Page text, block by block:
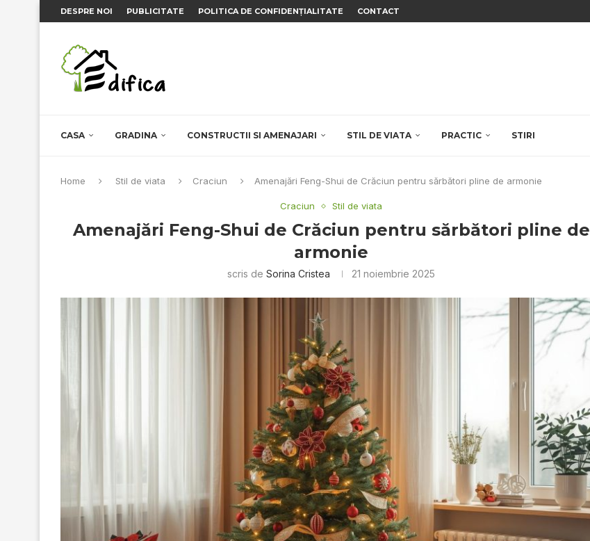
DESPRE NOI PUBLICITATE POLITICA DE CONFIDENȚIALITATE CONTACT
CASA GRADINA CONSTRUCTII SI AMENAJARI STIL DE VIATA PRACTIC STIRI
Home Stil de viata Craciun Amenajări Feng-Shui de Crăciun pentru sărbători pline de armonie
Craciun Stil de viata
Amenajări Feng-Shui de Crăciun pentru sărbători pline de
armonie
scris deSorina Cristea 21 noiembrie 2025